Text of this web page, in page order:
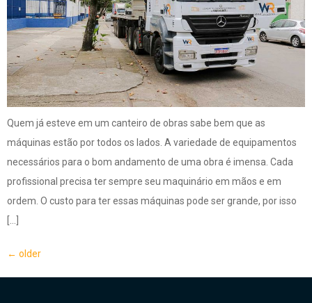
Quem já esteve em um canteiro de obras sabe bem que as
máquinas estão por todos os lados. A variedade de equipamentos
necessários para o bom andamento de uma obra é imensa. Cada
profissional precisa ter sempre seu maquinário em mãos e em
ordem. O custo para ter essas máquinas pode ser grande, por isso
[…]
← older